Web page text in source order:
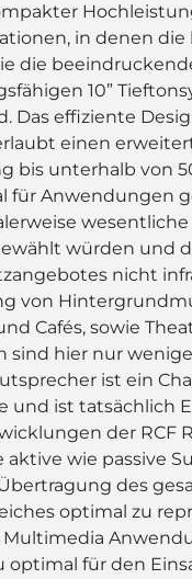
in denen die
die
10”
Das effiziente
einen
bis unterhalb von
für Anwendungen
würden und
nicht
von
Cafés, sowie
sind hier nur
ist ein
und ist tatsächlich
der RCF
wie passive
des
optimal zu
optimal für den